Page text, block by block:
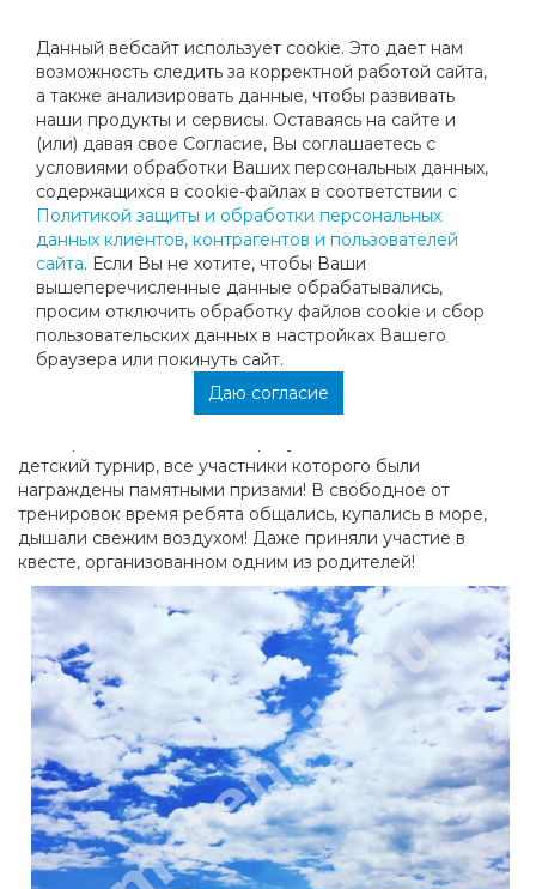
Данный вебсайт использует cookie. Это дает нам
возможность следить за корректной работой сайта,
а также анализировать данные, чтобы развивать
наши продукты и сервисы. Оставаясь на сайте и
(или) давая свое Согласие, Вы соглашаетесь с
условиями обработки Ваших персональных данных,
содержащихся в cookie-файлах в соответствии с
Политикой защиты и обработки персональных
данных клиентов, контрагентов и пользователей
сайта. Если Вы не хотите, чтобы Ваши
вышеперечисленные данные обрабатывались,
просим отключить обработку файлов cookie и сбор
пользовательских данных в настройках Вашего
браузера или покинуть сайт.
Даю согласие
CБОРЫ В СОЛНЕЧНОЙ БОЛГАРИИ
Этим летом часть теннисистов из клуба
"МегаспортТеннис" отправилась на сборы в солнечную
Болгарию, в Албену! Сборы прошли отлично, стоит
отметить прекрасное качество кортов, их удобное
расположение относительно отеля и моря, хорошую
организацию процесса, в котором нашим тренерам,
Дарье и Наталье, помогал Илия Атанасов- главный
тренер Албены (Dreisam Tennis Academy)! Помимо
ежедневных двухразовых тренировок и ОФП, в
программу сборов вошли: парный турнир, первое место
детский турнир, все участники которого были
награждены памятными призами! В свободное от
тренировок время ребята общались, купались в море,
дышали свежим воздухом! Даже приняли участие в
квесте, организованном одним из родителей!